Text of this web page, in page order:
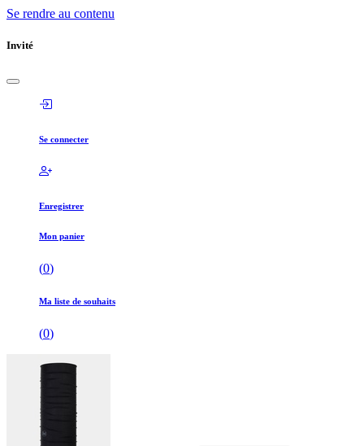
Se rendre au contenu
Invité
Se connecter
Enregistrer
Mon panier
(0)
Ma liste de souhaits
(0)